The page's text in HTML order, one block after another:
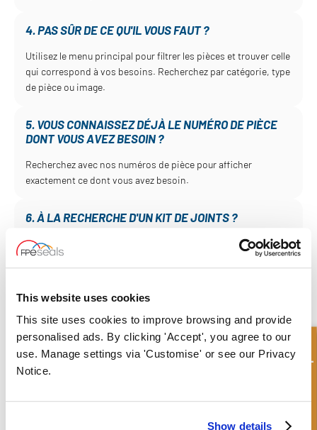
This website uses cookies
This site uses cookies to improve browsing and provide
personalised ads. By clicking 'Accept', you agree to our
use. Manage settings via 'Customise' or see our Privacy
Notice.
Show details
4. PAS SÛR DE CE QU'IL VOUS FAUT ?
Utilisez le menu principal pour filtrer les pièces et trouver celle
qui correspond à vos besoins. Recherchez par catégorie, type
de pièce ou image.
5. VOUS CONNAISSEZ DÉJÀ LE NUMÉRO DE PIÈCE
DONT VOUS AVEZ BESOIN ?
Recherchez avec nos numéros de pièce pour afficher
exactement ce dont vous avez besoin.
6. À LA RECHERCHE D'UN KIT DE JOINTS ?
Utilisez notre outil «Recherche de kit de joints» pour
rechercher par fabricant, application et modèle.
7. VOTRE PANIER EST REMPLI ET VOUS ÊTES PRÊT
Cliquez sur le panier, choisissez votre mode de livraison et
rendez-vous à la caisse.
What to read next... Demande rapide